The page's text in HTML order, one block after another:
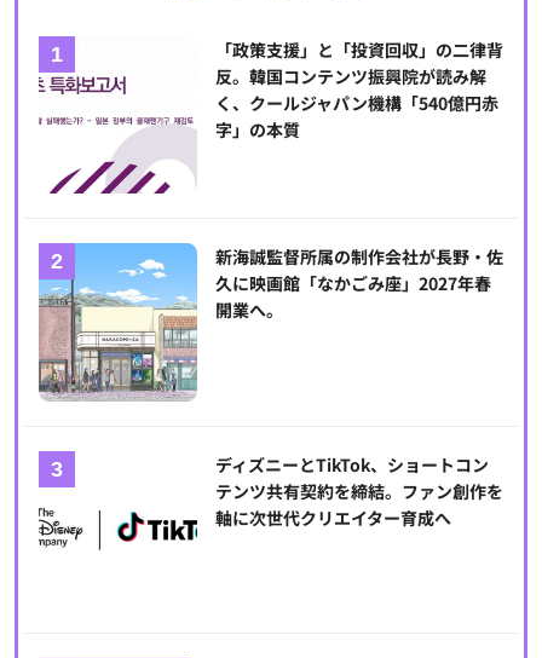
「政策支援」と「投資回収」の二律背
反。韓国コンテンツ振興院が読み解
く、クールジャパン機構「540億円赤
字」の本質
新海誠監督所属の制作会社が長野・佐
久に映画館「なかごみ座」2027年春
開業へ。
ディズニーとTikTok、ショートコン
テンツ共有契約を締結。ファン創作を
軸に次世代クリエイター育成へ